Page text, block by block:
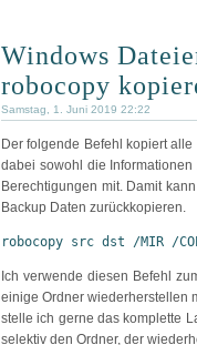
Windows
robocopy
Samstag, 1. Juni 2019 22:22
Der folgende Befehl kopiert
dabei sowohl die
Berechtigungen mit. Damit
Backup Daten zurückkopieren.
robocopy src dst /MIR /
Ich verwende diesen Befehl
einige Ordner wiederherstellen
stelle ich gerne das komplette
selektiv den Ordner, der